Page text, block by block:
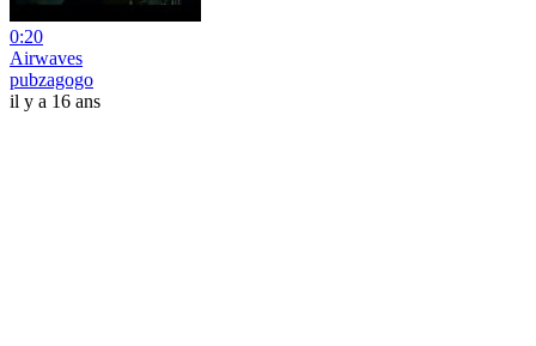
0:20
Airwaves
pubzagogo
il y a 16 ans